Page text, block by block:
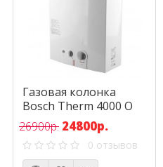
Газовая колонка
Bosch Therm 4000 O
WR 10-2B
26900р. 24800р.
0 отзывов